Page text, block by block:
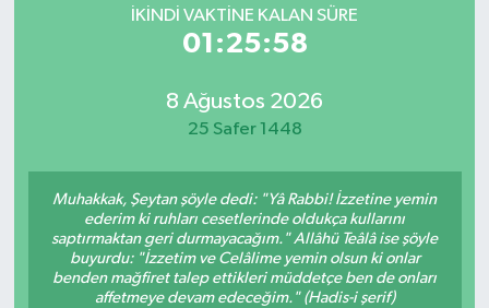
İKINDI VAKTINE KALAN SÜRE
01:25:58
8 Ağustos 2026
25 Safer 1448
Muhakkak, Şeytan şöyle dedi: "Yâ Rabbi! İzzetine yemin
ederim ki ruhları cesetlerinde oldukça kullarını
saptırmaktan geri durmayacağım." Allâhü Teâlâ ise şöyle
buyurdu: "İzzetim ve Celâlime yemin olsun ki onlar
benden mağfiret talep ettikleri müddetçe ben de onları
affetmeye devam edeceğim." (Hadis-i şerif)